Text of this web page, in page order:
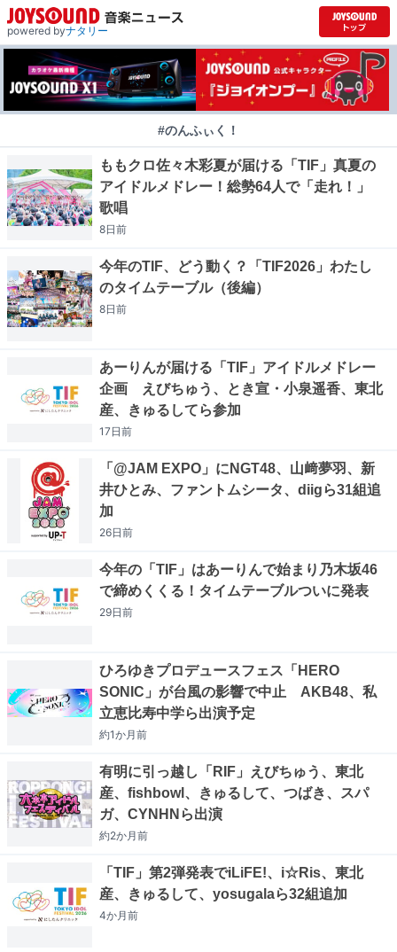
powered byナタリー
#のんふぃく！
ももクロ佐々木彩夏が届ける「TIF」真夏の
アイドルメドレー！総勢64人で「走れ！」
歌唱
8日前
今年のTIF、どう動く？「TIF2026」わたし
のタイムテーブル（後編）
8日前
あーりんが届ける「TIF」アイドルメドレー
企画 えびちゅう、とき宣・小泉遥香、東北
産、きゅるしてら参加
17日前
「@JAM EXPO」にNGT48、山﨑夢羽、新
井ひとみ、ファントムシータ、diigら31組追
加
26日前
今年の「TIF」はあーりんで始まり乃木坂46
で締めくくる！タイムテーブルついに発表
29日前
ひろゆきプロデュースフェス「HERO
SONIC」が台風の影響で中止 AKB48、私
立恵比寿中学ら出演予定
約1か月前
有明に引っ越し「RIF」えびちゅう、東北
産、fishbowl、きゅるして、つばき、スパ
ガ、CYNHNら出演
約2か月前
「TIF」第2弾発表でiLiFE!、i☆Ris、東北
産、きゅるして、yosugalaら32組追加
4か月前